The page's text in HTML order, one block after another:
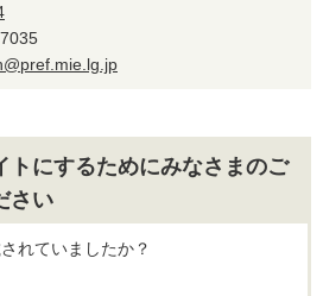
7035
トにするためにみなさまのご
さい
れていましたか？